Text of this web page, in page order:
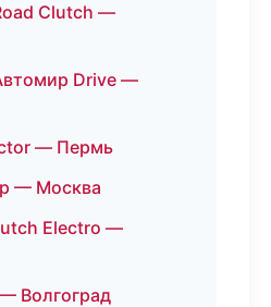
Clutch —
Drive —
— Пермь
— Москва
Electro —
Волгоград